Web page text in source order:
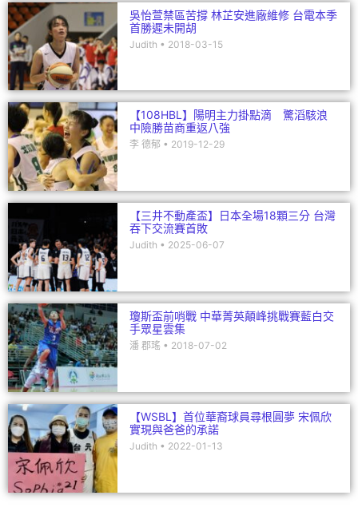
吳怡萱禁區苦撐 林芷安進廠維修 台電本季
首勝遲未開胡
Judith 2018-03-15
【108HBL】陽明主力掛點滴 驚滔駭浪
中險勝苗商重返八強
李 德郁 2019-12-29
【三井不動產盃】日本全場18顆三分 台灣
吞下交流賽首敗
Judith 2025-06-07
瓊斯盃前哨戰 中華菁英顛峰挑戰賽藍白交
手眾星雲集
潘 郡瑤 2018-07-02
【WSBL】首位華裔球員尋根圓夢 宋佩欣
實現與爸爸的承諾
Judith 2022-01-13